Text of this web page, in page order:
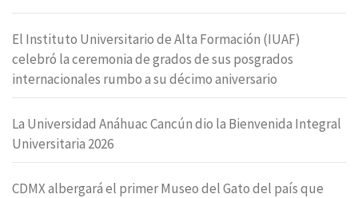
El Instituto Universitario de Alta Formación (IUAF)
celebró la ceremonia de grados de sus posgrados
internacionales rumbo a su décimo aniversario
La Universidad Anáhuac Cancún dio la Bienvenida Integral
Universitaria 2026
CDMX albergará el primer Museo del Gato del país que